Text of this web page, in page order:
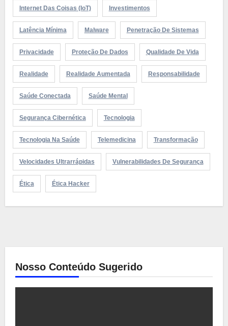
Internet Das Coisas (IoT) Investimentos
Latência Mínima Malware Penetração De Sistemas
Privacidade Proteção De Dados Qualidade De Vida
Realidade Realidade Aumentada Responsabilidade
Saúde Conectada Saúde Mental
Segurança Cibernética Tecnologia
Tecnologia Na Saúde Telemedicina Transformação
Velocidades Ultrarrápidas Vulnerabilidades De Segurança
Ética Ética Hacker
Nosso Conteúdo Sugerido